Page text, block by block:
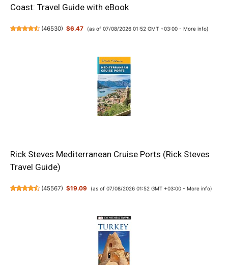
Coast: Travel Guide with eBook
(46530) $6.47 (as of 07/08/2026 01:52 GMT +03:00 - More info)
Rick Steves Mediterranean Cruise Ports (Rick Steves
Travel Guide)
(45567) $19.09 (as of 07/08/2026 01:52 GMT +03:00 - More info)